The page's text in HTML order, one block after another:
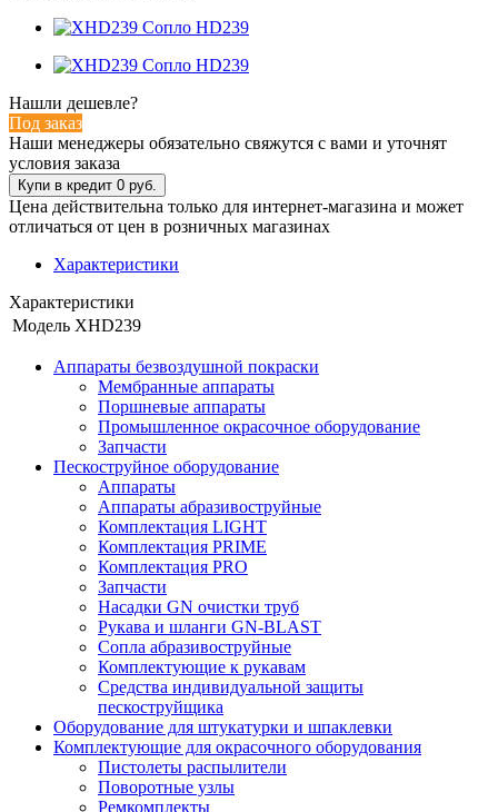
Нашли дешевле?
Под заказ
Наши менеджеры обязательно свяжутся с вами и уточнят
условия заказа
Цена действительна только для интернет-магазина и может
отличаться от цен в розничных магазинах
Характеристики
Характеристики
Модель XHD239
Аппараты безвоздушной покраски
Мембранные аппараты
Поршневые аппараты
Промышленное окрасочное оборудование
Запчасти
Пескоструйное оборудование
Аппараты
Аппараты абразивоструйные
Комплектация LIGHT
Комплектация PRIME
Комплектация PRO
Запчасти
Насадки GN очистки труб
Рукава и шланги GN-BLAST
Сопла абразивоструйные
Комплектующие к рукавам
Средства индивидуальной защиты
пескоструйщика
Оборудование для штукатурки и шпаклевки
Комплектующие для окрасочного оборудования
Пистолеты распылители
Поворотные узлы
Ремкомплекты